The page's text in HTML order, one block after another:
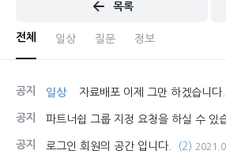
목록
전체 일상 질문 정보
공지 일상 자료배포 이제 그만 하겠습니다.
공지 파트너쉽 그룹 지정 요청을 하실 수 있
공지 로그인 회원의 공간 입니다. (2)